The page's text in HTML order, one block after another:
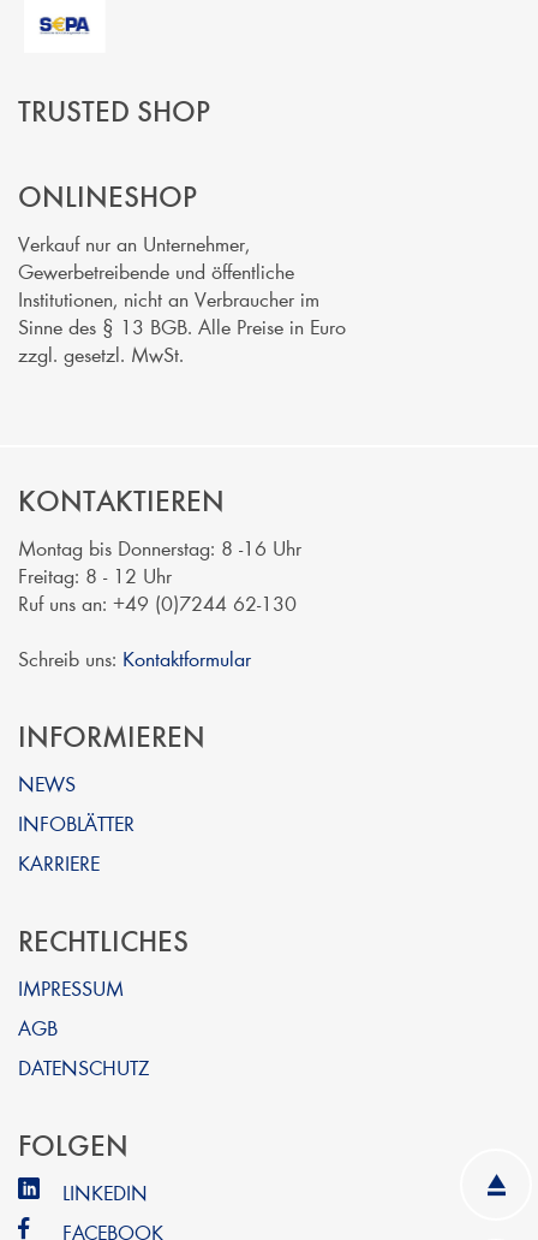
TRUSTED SHOP
ONLINESHOP
Verkauf nur an Unternehmer,
Gewerbetreibende und öffentliche
Institutionen, nicht an Verbraucher im
Sinne des § 13 BGB. Alle Preise in Euro
zzgl. gesetzl. MwSt.
KONTAKTIEREN
Montag bis Donnerstag: 8 -16 Uhr
Freitag: 8 - 12 Uhr
Ruf uns an: +49 (0)7244 62-130
Schreib uns: Kontaktformular
INFORMIEREN
NEWS
INFOBLÄTTER
KARRIERE
RECHTLICHES
IMPRESSUM
AGB
DATENSCHUTZ
FOLGEN
LINKEDIN
FACEBOOK